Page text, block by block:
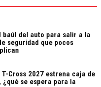
baúl del auto para salir a la
seguridad que pocos
T-Cross 2027 estrena caja de
¿qué se espera para la